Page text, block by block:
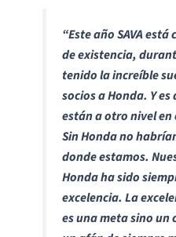
“Este año SAVA
de existencia,
tenido la increíble
socios a Honda. Y
están a otro nivel
Sin Honda no
donde estamos.
Honda ha sido
excelencia. La
es una meta sino